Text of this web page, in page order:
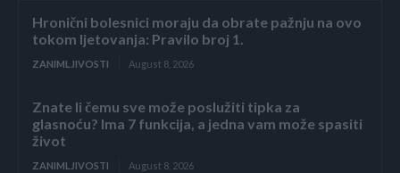
Hronični bolesnici moraju da obrate pažnju na ovo
tokom ljetovanja: Pravilo broj 1.
ZANIMLJIVOSTI August 8, 2026
Znate li čemu sve može poslužiti tipka za
glasnoću? Ima 7 funkcija, a jedna vam može spasiti
život
ZANIMLJIVOSTI August 8, 2026